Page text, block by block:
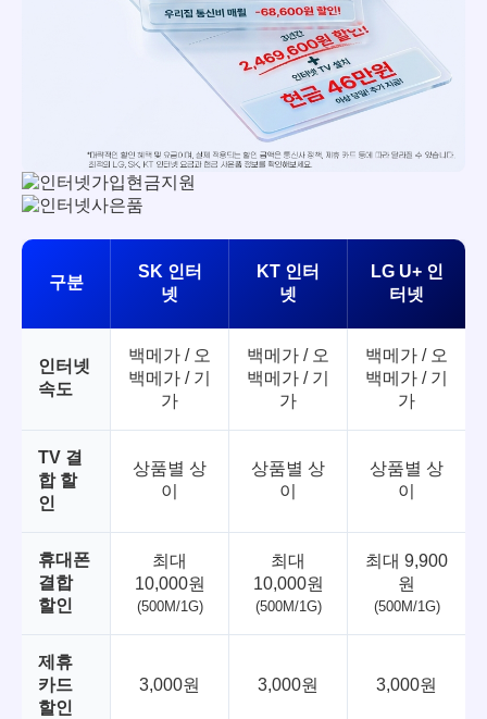
구분
SK 인터
넷
KT 인터
넷
LG U+ 인
터넷
인터넷
속도
백메가 / 오
백메가 / 기
가
백메가 / 오
백메가 / 기
가
백메가 / 오
백메가 / 기
가
TV 결
합 할
인
상품별 상
이
상품별 상
이
상품별 상
이
휴대폰
결합
할인
최대
10,000원
(500M/1G)
최대
10,000원
(500M/1G)
최대 9,900
원
(500M/1G)
제휴
카드
할인
3,000원 3,000원 3,000원